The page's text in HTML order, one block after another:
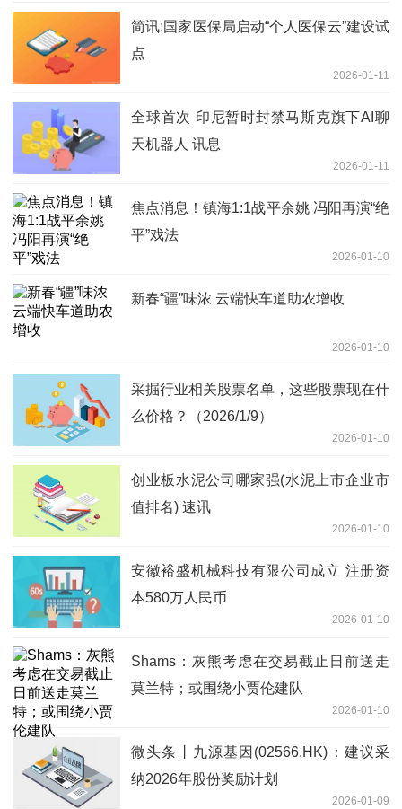
简讯:国家医保局启动“个人医保云”建设试
点
2026-01-11
全球首次 印尼暂时封禁马斯克旗下AI聊
天机器人 讯息
2026-01-11
焦点消息！镇海1:1战平余姚 冯阳再演“绝
平”戏法
2026-01-10
新春“疆”味浓 云端快车道助农增收
2026-01-10
采掘行业相关股票名单，这些股票现在什
么价格？（2026/1/9）
2026-01-10
创业板水泥公司哪家强(水泥上市企业市
值排名) 速讯
2026-01-10
安徽裕盛机械科技有限公司成立 注册资
本580万人民币
2026-01-10
Shams：灰熊考虑在交易截止日前送走
莫兰特；或围绕小贾伦建队
2026-01-10
微头条丨九源基因(02566.HK)：建议采
纳2026年股份奖励计划
2026-01-09